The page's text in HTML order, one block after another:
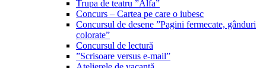
Trupa de teatru ”Alfa”
Concurs – Cartea pe care o iubesc
Concursul de desene ”Pagini fermecate, gânduri
colorate”
Concursul de lectură
”Scrisoare versus e-mail”